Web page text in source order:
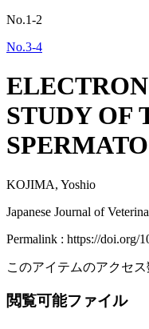
No.1-2
No.3-4
STUDY OF
KOJIMA, Yoshio
Japanese Journal of
Permalink : https://doi.org/
このアイテムのアクセス
閲覧可能ファイル